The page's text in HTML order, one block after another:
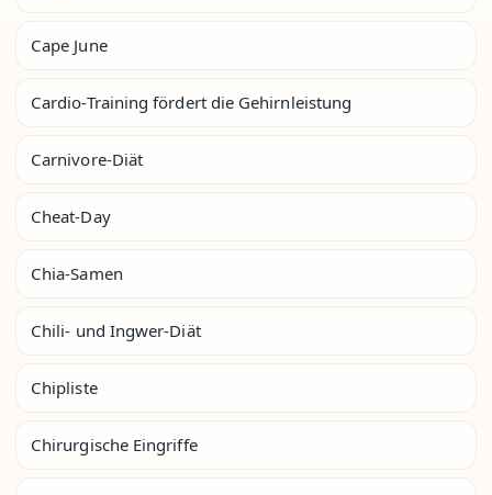
Cape June
Cardio-Training fördert die Gehirnleistung
Carnivore-Diät
Cheat-Day
Chia-Samen
Chili- und Ingwer-Diät
Chipliste
Chirurgische Eingriffe